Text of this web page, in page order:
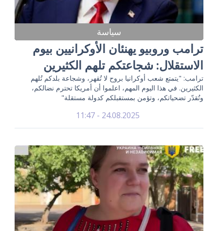
سياسة
ترامب وروبيو يهنئان الأوكرانيين بيوم
الاستقلال: شجاعتكم تلهم الكثيرين
ترامب: "يتمتع شعب أوكرانيا بروح لا تُقهر، وشجاعة بلدكم تُلهم
الكثيرين. في هذا اليوم المهم، اعلموا أن أمريكا تحترم نضالكم،
وتُقدّر تضحياتكم، وتؤمن بمستقبلكم كدولة مستقلة"
24.08.2025 - 11:47